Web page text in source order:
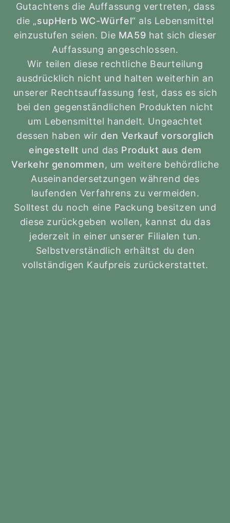
Gutachtens die Auffassung vertreten, dass
die „supHerb WC-Würfel“ als Lebensmittel
einzustufen seien. Die MA59 hat sich dieser
Auffassung angeschlossen.
Wir teilen diese rechtliche Beurteilung
ausdrücklich nicht und halten weiterhin an
unserer Rechtsauffassung fest, dass es sich
bei den gegenständlichen Produkten nicht
um Lebensmittel handelt. Ungeachtet
dessen haben wir den Verkauf vorsorglich
eingestellt und das Produkt aus dem
Verkehr genommen, um weitere behördliche
Auseinandersetzungen während des
laufenden Verfahrens zu vermeiden.
Solltest du noch eine Packung besitzen und
diese zurückgeben wollen, kannst du das
jederzeit in einer unserer Filialen tun.
Selbstverständlich erhältst du den
vollständigen Kaufpreis zurückerstattet.